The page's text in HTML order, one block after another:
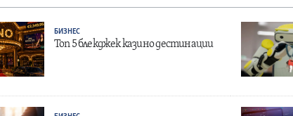
БИЗНЕС
Топ 5 блекджек казино дестинации